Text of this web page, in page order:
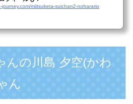
miitsuketa-suichan2-noharario
んの川島 夕空(かわ
ん